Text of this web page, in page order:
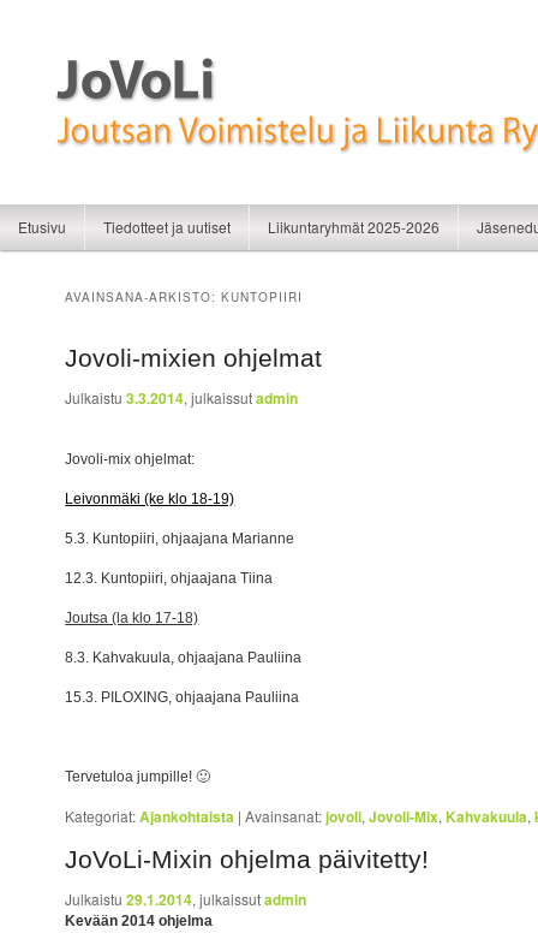
JoVoLi | Joutsan Voimistelu ja
Siirry sisältöön
Siirry toissijaiseen sisältöön
Etusivu Tiedotteet ja uutiset Liikuntaryhmät 2025-2026
AVAINSANA-ARKISTO:KUNTOPIIRI
Jovoli-mixien ohjelmat
Julkaistu3.3.2014, julkaissutadmin
Jovoli-mix ohjelmat:
Leivonmäki (ke klo 18-19)
5.3. Kuntopiiri, ohjaajana Marianne
12.3. Kuntopiiri, ohjaajana Tiina
Joutsa (la klo 17-18)
8.3. Kahvakuula, ohjaajana Pauliina
15.3. PILOXING, ohjaajana Pauliina
Tervetuloa jumpille! 🙂
Kategoriat:Ajankohtaista |Avainsanat:jovoli,Jovoli-Mix,Kahvakuula,
JoVoLi-Mixin ohjelma päivitetty!
Julkaistu29.1.2014, julkaissutadmin
Kevään 2014 ohjelma